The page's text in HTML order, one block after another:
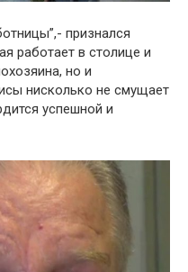
признался
работает в столице и
но и
нисколько не смущает
успешной и